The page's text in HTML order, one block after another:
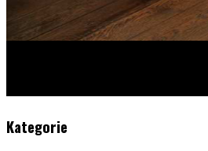
Kategorie